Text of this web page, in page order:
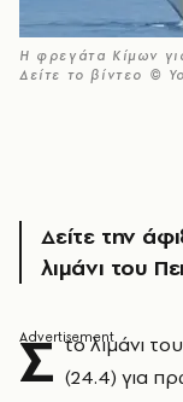
Η φρεγάτα Κίμων
Δείτε το βίντεο ©
Δείτε την
λιμάνι του
Σ το λιμάνι
(24.4) για